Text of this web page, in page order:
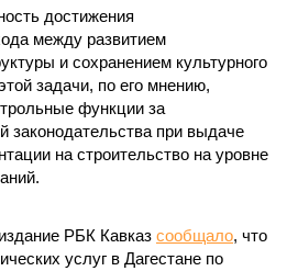
достижения
между развитием
и сохранением культурного
задачи, по его мнению,
функции за
законодательства при выдаче
на строительство на уровне
РБК Кавказ сообщало, что
услуг в Дагестане по